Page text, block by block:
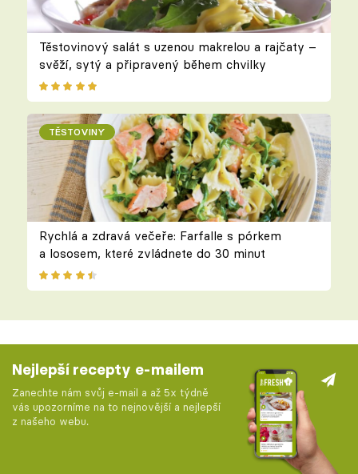
Těstovinový salát s uzenou makrelou a rajčaty –
svěží, sytý a připravený během chvilky
TĚSTOVINY
Rychlá a zdravá večeře: Farfalle s pórkem
a lososem, které zvládnete do 30 minut
Nejlepší recepty e-mailem
Zanechte nám svůj e-mail a až 5x týdně
vás upozorníme na to nejnovější a nejlepší
z našeho webu.